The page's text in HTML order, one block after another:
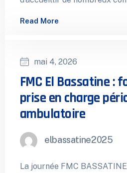
Read More
mai 4, 2026
FMC El Bassatine :
prise en charge
ambulatoire
elbassatine2025
La journée FMC